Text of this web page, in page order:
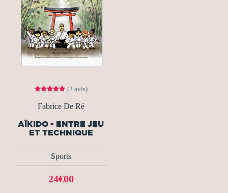
(2 avis)
Fabrice De Ré
AÏKIDO - ENTRE JEU
ET TECHNIQUE
Sports
24€00